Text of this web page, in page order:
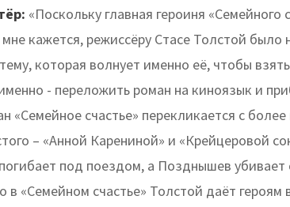
«Поскольку главная героиня «Семейного
кажется, режиссёру Стасе Толстой было
которая волнует именно её, чтобы
- переложить роман на киноязык и
«Семейное счастье» перекликается с
– «Анной Карениной» и «Крейцеровой
под поездом, а Позднышев
в «Семейном счастье» Толстой даёт героям